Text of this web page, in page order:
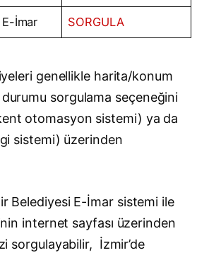
İmar SORGULA
genellikle harita/konum
sorgulama seçeneğini
otomasyon sistemi) ya da
sistemi) üzerinden
Belediyesi E-İmar sistemi ile
internet sayfası üzerinden
sorgulayabilir, İzmir’de